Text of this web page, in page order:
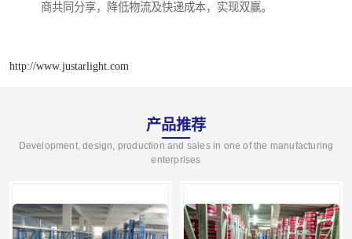
商共同分享，降低物流及快递成本，实现双赢。
http://www.justarlight.com
产品推荐
Development, design, production and sales in one of the manufacturing
enterprises